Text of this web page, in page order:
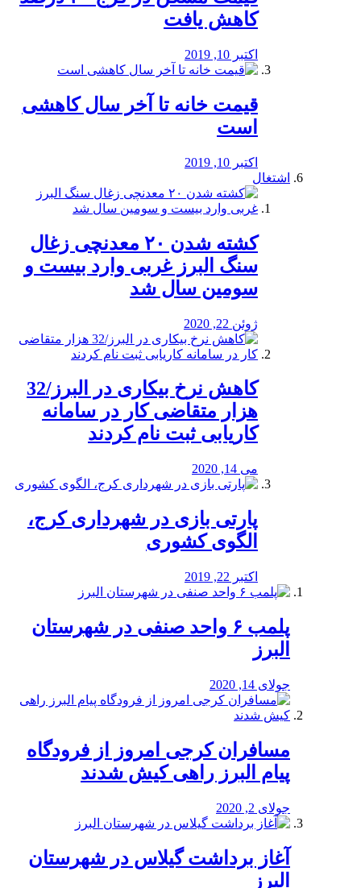
کاهش یافت
اکتبر 10, 2019
قیمت خانه تا آخر سال کاهشی
است
اکتبر 10, 2019
اشتغال
کشته شدن ۲۰ معدنچی زغال
سنگ البرز غربی وارد بیست و
سومین سال شد
ژوئن 22, 2020
کاهش نرخ بیکاری در البرز/32
هزار متقاضی کار در سامانه
کاریابی ثبت نام کردند
می 14, 2020
پارتی بازی در شهرداری کرج،
الگوی کشوری
اکتبر 22, 2019
پلمب ۶ واحد صنفی در شهرستان
البرز
جولای 14, 2020
مسافران کرجی امروز از فرودگاه
پیام البرز راهی کیش شدند
جولای 2, 2020
آغاز برداشت گیلاس در شهرستان
البرز